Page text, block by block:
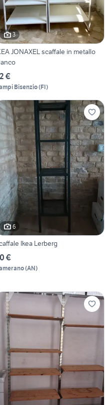
3
JONAXEL scaffale in metallo
€
Bisenzio(FI)
6
Ikea Lerberg
€
(AN)